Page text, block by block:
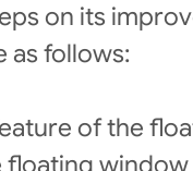
on its
as follows:
of the